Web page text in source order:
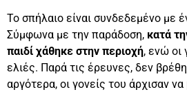
Το σπήλαιο είναι συνδεδεμένο με
Σύμφωνα με την παράδοση, κατά
παιδί χάθηκε στην περιοχή, ενώ οι
ελιές. Παρά τις έρευνες, δεν
αργότερα, οι γονείς του άρχισαν